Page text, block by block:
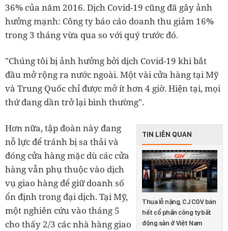
36% của năm 2016. Dịch Covid-19 cũng đã gây ảnh
hưởng mạnh: Công ty báo cáo doanh thu giảm 16%
trong 3 tháng vừa qua so với quý trước đó.
"Chúng tôi bị ảnh hưởng bởi dịch Covid-19 khi bắt
đầu mở rộng ra nước ngoài. Một vài cửa hàng tại Mỹ
và Trung Quốc chỉ được mở ít hơn 4 giờ. Hiện tại, mọi
thứ đang dần trở lại bình thường".
TIN LIÊN QUAN
Thua lỗ nặng, CJ CGV bán
hết cổ phần công ty bất
động sản ở Việt Nam
Hơn nữa, tập đoàn này đang
nỗ lực để tránh bị sa thải và
đóng cửa hàng mặc dù các cửa
hàng vẫn phụ thuộc vào dịch
vụ giao hàng để giữ doanh số
ổn định trong đại dịch. Tại Mỹ,
một nghiên cứu vào tháng 5
cho thấy 2/3 các nhà hàng giao